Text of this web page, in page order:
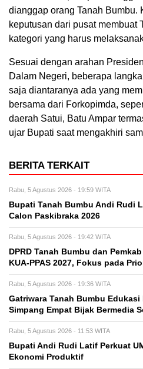
dianggap orang Tanah Bumbu.
keputusan dari pusat membuat
kategori yang harus
Sesuai dengan arahan
Dalam Negeri, beberapa
saja diantaranya ada yang
bersama dari Forkopimda,
daerah Satui, Batu Ampar
ujar Bupati saat mengakhiri
BERITA TERKAIT
Rabu, 5 Agustus 2026 - 19:59 WITA
Bupati Tanah Bumbu Andi Rudi
Calon Paskibraka 2026
Rabu, 5 Agustus 2026 - 19:42 WITA
DPRD Tanah Bumbu dan
KUA-PPAS 2027, Fokus pada
Rabu, 5 Agustus 2026 - 19:36 WITA
Gatriwara Tanah Bumbu Edukasi
Simpang Empat Bijak Bermedia
Rabu, 5 Agustus 2026 - 11:53 WITA
Bupati Andi Rudi Latif Perkuat
Ekonomi Produktif